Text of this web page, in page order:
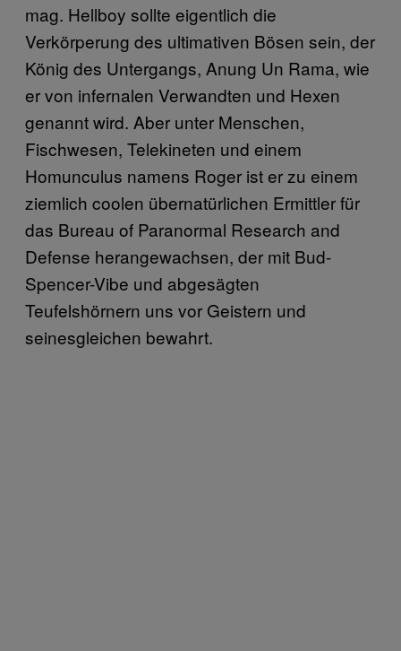
mag. Hellboy sollte eigentlich die
Verkörperung des ultimativen Bösen sein, der
König des Untergangs, Anung Un Rama, wie
er von infernalen Verwandten und Hexen
genannt wird. Aber unter Menschen,
Fischwesen, Telekineten und einem
Homunculus namens Roger ist er zu einem
ziemlich coolen übernatürlichen Ermittler für
das Bureau of Paranormal Research and
Defense herangewachsen, der mit Bud-
Spencer-Vibe und abgesägten
Teufelshörnern uns vor Geistern und
seinesgleichen bewahrt.